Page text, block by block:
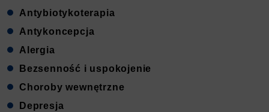
Antybiotykoterapia
Antykoncepcja
Alergia
Bezsenność i uspokojenie
Choroby wewnętrzne
Depresja